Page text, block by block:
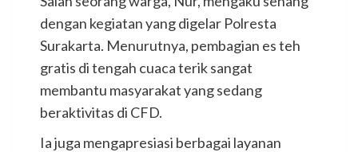
dengan kegiatan yang digelar Polresta
Surakarta. Menurutnya, pembagian es teh
gratis di tengah cuaca terik sangat
membantu masyarakat yang sedang
beraktivitas di CFD.
Ia juga mengapresiasi berbagai layanan